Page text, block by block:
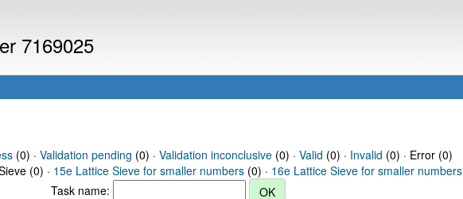
7169025
(0) · Validation pending (0) · Validation inconclusive(0) · Valid (0) · Invalid (0) · Error (0)
(0) · 15e Lattice Sieve for smaller numbers (0) · 16e Lattice Sieve for smaller numbers
Task name: